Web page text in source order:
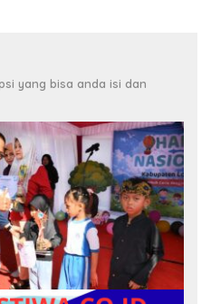
yang bisa anda isi dan